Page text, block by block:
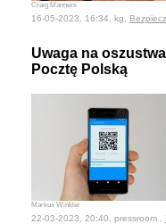
Craig Manners
16-05-2023, 16:34, kg,
Uwaga na
Pocztę Polską
Markus Winkler
22-03-2023, 20:40, pressroom ,